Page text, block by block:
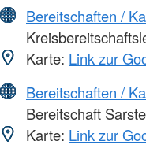
Bereitschaften /
Karte: Link zur
Bereitschaften /
Bereitschaft
Karte: Link zur